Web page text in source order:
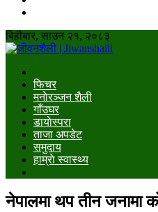
बिहीबार, साउन २१, २०८३
फिचर
मनाेरञ्जन शैली
गाँउघर
डायाेस्परा
ताजा अपडेट
समुदाय
हाम्राे स्वास्थ्य
नेपालमा थप तीन जनामा